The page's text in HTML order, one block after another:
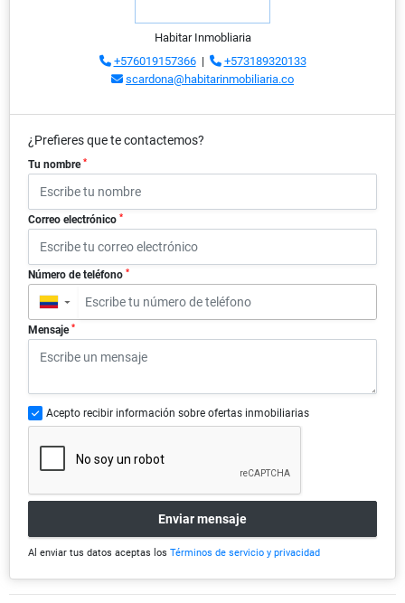
Habitar Inmobliaria
+576019157366|
+573189320133
scardona@habitarinmobiliaria.co
¿Prefieres que te contactemos?
Tu nombre *
Correo electrónico *
Número de teléfono *
▼
Mensaje *
Acepto recibir información sobre ofertas inmobiliarias
Enviar mensaje
Al enviar tus datos aceptas los Términos de servicio y privacidad